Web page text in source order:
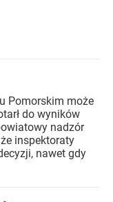
Pomorskim może
do wyników
nadzór
inspektoraty
nawet gdy